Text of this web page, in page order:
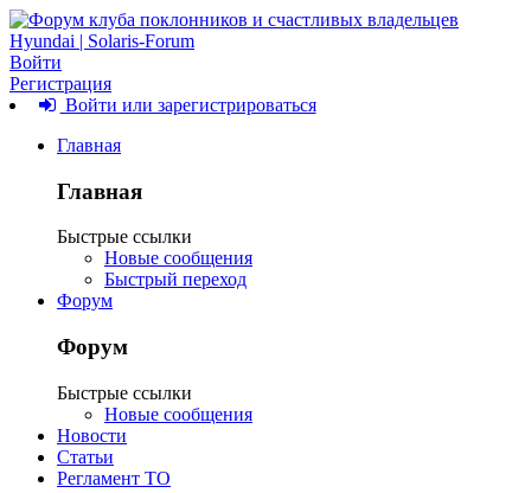
Войти
Регистрация
Войти или зарегистрироваться
Главная
Главная
Быстрые ссылки
Новые сообщения
Быстрый переход
Форум
Форум
Быстрые ссылки
Новые сообщения
Новости
Статьи
Регламент ТО